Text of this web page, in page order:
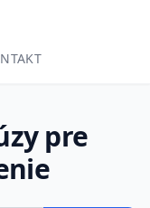
pre